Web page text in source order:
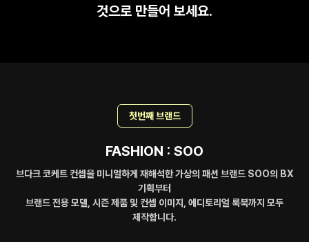
것으로 만들어 보세요.
첫번째 브랜드
FASHION : SOO
브다크 코케트 컨셉을 미니멀하게 재해석한가상의 패션 브랜드 SOO의 BX
기획부터
브랜드 전용 모델, 시즌 제품 및 컨셉 이미지, 에디토리얼 룩북까지 모두
제작합니다.